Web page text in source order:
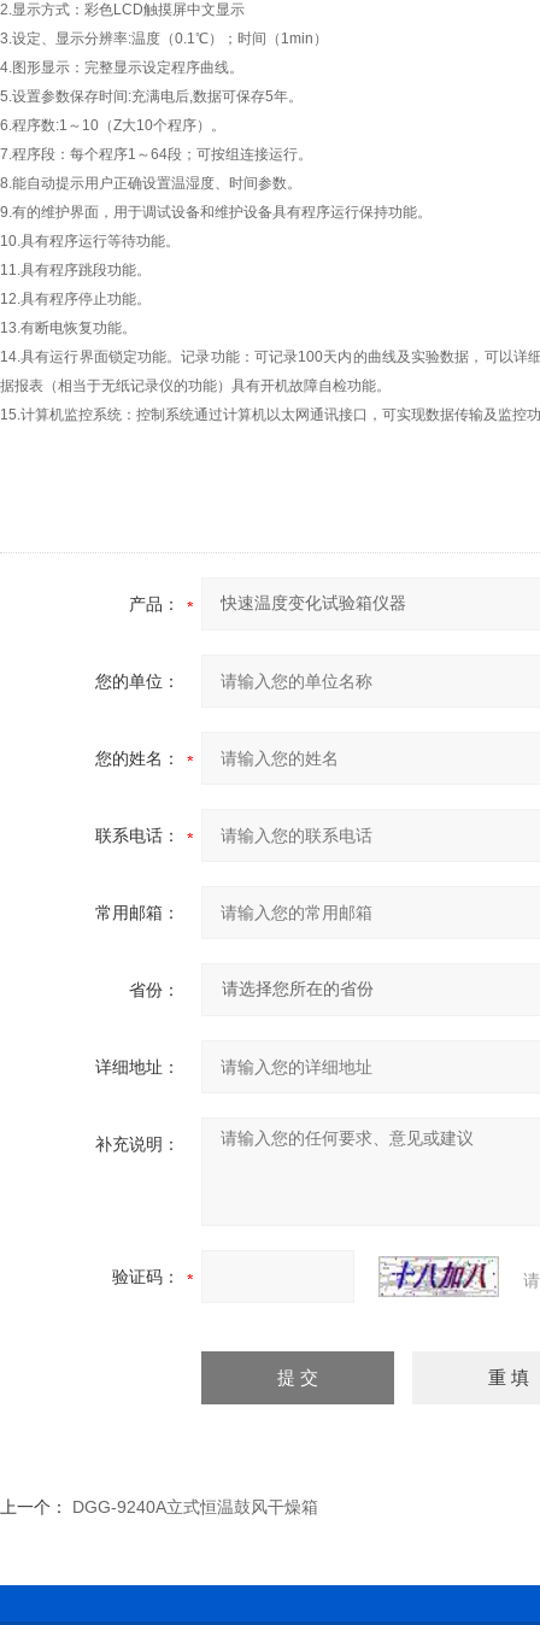
2.显示方式：彩色LCD触摸屏中文显示
3.设定、显示分辨率:温度（0.1℃）；时间（1min）
4.图形显示：完整显示设定程序曲线。
5.设置参数保存时间:充满电后,数据可保存5年。
6.程序数:1～10（Z大10个程序）。
7.程序段：每个程序1～64段；可按组连接运行。
8.能自动提示用户正确设置温湿度、时间参数。
9.有的维护界面，用于调试设备和维护设备具有程序运行保持功能。
10.具有程序运行等待功能。
11.具有程序跳段功能。
12.具有程序停止功能。
13.有断电恢复功能。
14.具有运行界面锁定功能。记录功能：可记录100天内的曲线及实验数据，可以
据报表（相当于无纸记录仪的功能）具有开机故障自检功能。
15.计算机监控系统：控制系统通过计算机以太网通讯接口，可实现数据传输及监控
产品：
您的单位：
您的姓名：
联系电话：
常用邮箱：
省份：
详细地址：
补充说明：
验证码：
上一个： DGG-9240A立式恒温鼓风干燥箱